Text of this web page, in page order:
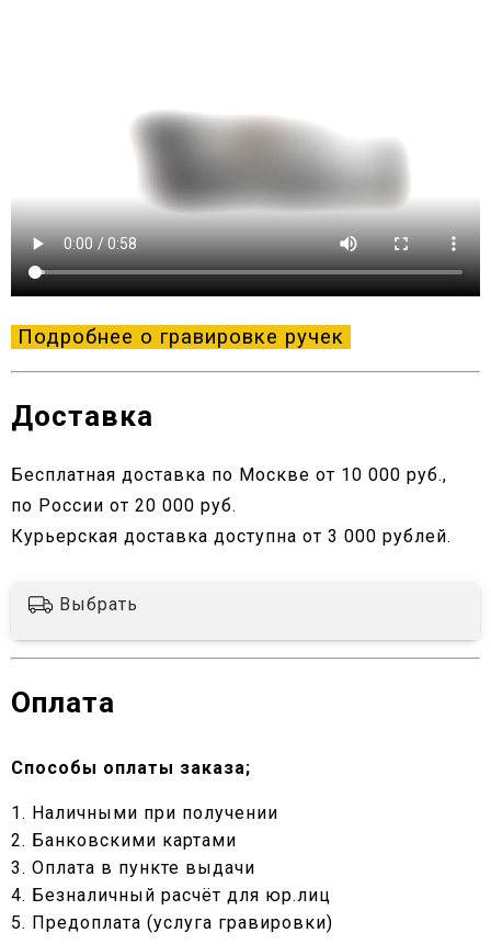
Подробнее о гравировке ручек
Доставка
Бесплатная доставка по Москве от 10 000 руб.,
по России от 20 000 руб.
Курьерская доставка доступна от 3 000 рублей.
Выбрать
Оплата
Способы оплаты заказа;
1. Наличными при получении
2. Банковскими картами
3. Оплата в пункте выдачи
4. Безналичный расчёт для юр.лиц
5. Предоплата (услуга гравировки)